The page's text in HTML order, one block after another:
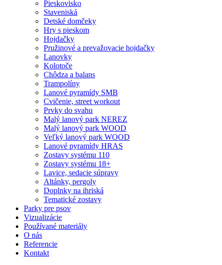
Pieskovisko
Staveniská
Detské domčeky
Hry s pieskom
Hojdačky
Pružinové a prevažovacie hojdačky
Lanovky
Kolotoče
Chôdza a balans
Trampolíny
Lanové pyramídy SMB
Cvičenie, street workout
Prvky do svahu
Malý lanový park NEREZ
Malý lanový park WOOD
Veľký lanový park WOOD
Lanové pyramídy HRAS
Zostavy systému 110
Zostavy systému 18+
Lavice, sedacie súpravy
Altánky, pergoly
Doplnky na ihriská
Tematické zostavy
Parky pre psov
Vizualizácie
Používané materiály
O nás
Referencie
Kontakt